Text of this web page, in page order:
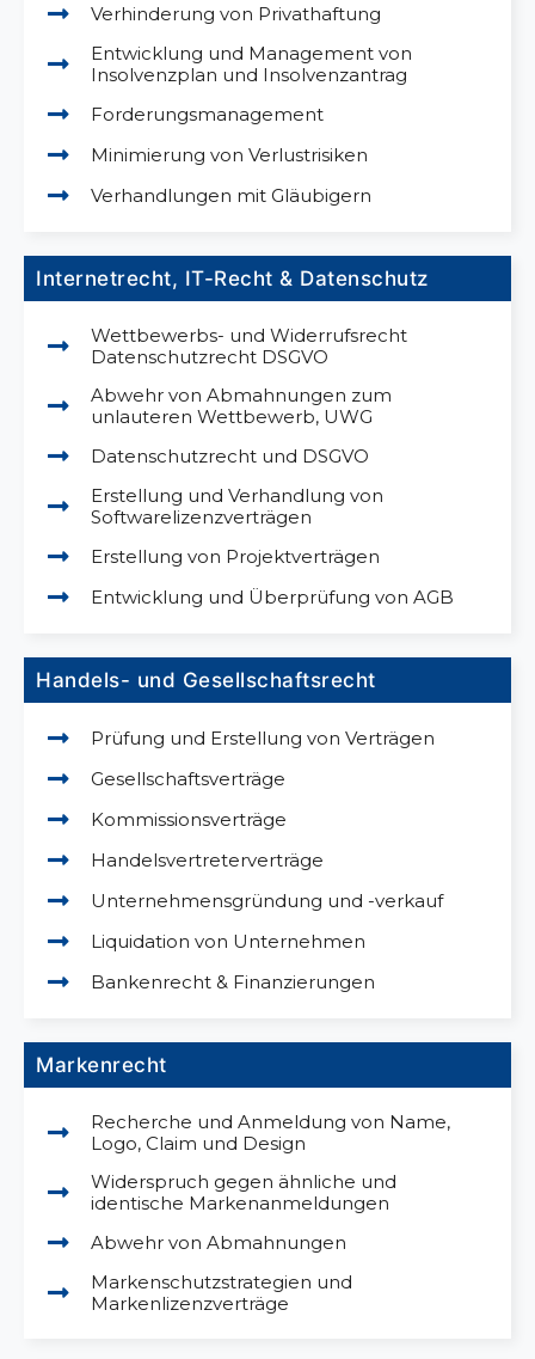
Verhinderung von Privathaftung
Entwicklung und Management von
Insolvenzplan und Insolvenzantrag
Forderungsmanagement
Minimierung von Verlustrisiken
Verhandlungen mit Gläubigern
Internetrecht, IT-Recht & Datenschutz
Wettbewerbs- und Widerrufsrecht
Datenschutzrecht DSGVO
Abwehr von Abmahnungen zum
unlauteren Wettbewerb, UWG
Datenschutzrecht und DSGVO
Erstellung und Verhandlung von
Softwarelizenzverträgen
Erstellung von Projektverträgen
Entwicklung und Überprüfung von AGB
Handels- und Gesellschaftsrecht
Prüfung und Erstellung von Verträgen
Gesellschaftsverträge
Kommissionsverträge
Handelsvertreterverträge
Unternehmensgründung und -verkauf
Liquidation von Unternehmen
Bankenrecht & Finanzierungen
Markenrecht
Recherche und Anmeldung von Name,
Logo, Claim und Design
Widerspruch gegen ähnliche und
identische Markenanmeldungen
Abwehr von Abmahnungen
Markenschutzstrategien und
Markenlizenzverträge